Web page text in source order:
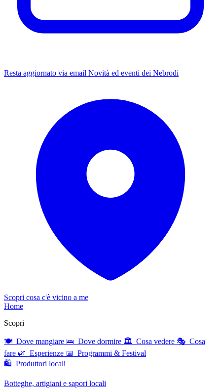
Resta aggiornato via email Novità ed eventi dei Nebrodi
Scopri cosa c'è vicino a me
Home
Scopri
🍽 Dove mangiare 🛌 Dove dormire 🏛 Cosa vedere 🎭 Cosa
fare 🌿 Esperienze 📅 Programmi & Festival
🛍 Produttori locali
Botteghe, artigiani e sapori locali